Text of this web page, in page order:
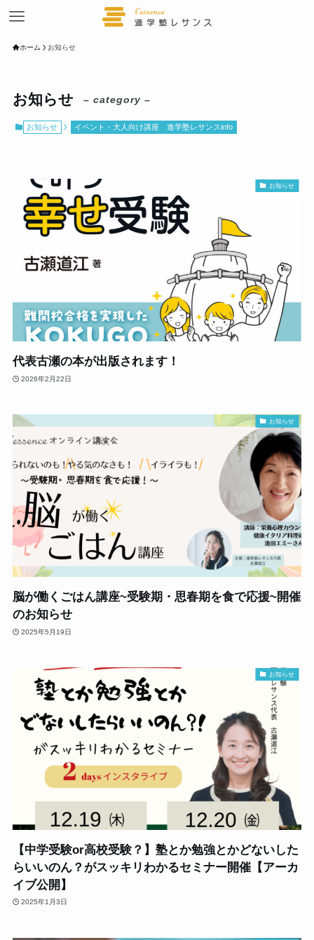
ホーム お知らせ
お知らせ – category –
お知らせ イベント・大人向け講座 進学塾レサンスinfo
お知らせ
代表古瀬の本が出版されます！
2026年2月22日
お知らせ
脳が働くごはん講座~受験期・思春期を食で応援~開催
のお知らせ
2025年5月19日
お知らせ
【中学受験or高校受験？】塾とか勉強とかどないした
らいいのん？がスッキリわかるセミナー開催【アーカ
イブ公開】
2025年1月3日